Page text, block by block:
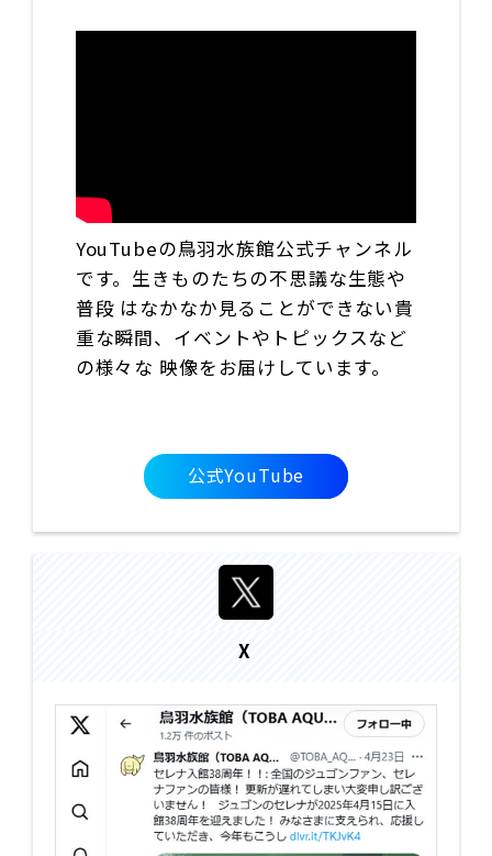
YouTubeの鳥羽水族館公式チャンネル
です。生きものたちの不思議な生態や
普段 はなかなか見ることができない貴
重な瞬間、イベントやトピックスなど
の様々な 映像をお届けしています。
公式YouTube
X